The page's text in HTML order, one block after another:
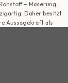
– Maserung,
Daher besitzt
Aussagekraft als